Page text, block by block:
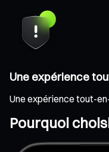
Une expérience
Une expérience tout-
Pourquoi